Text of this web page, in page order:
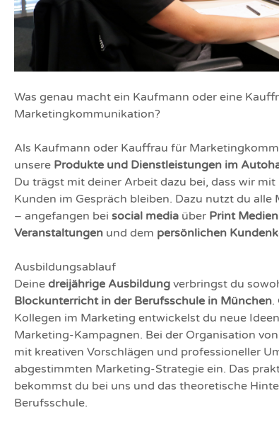
Was genau macht ein Kaufmann oder eine
Marketingkommunikation?
Als Kaufmann oder Kauffrau für
unsere Produkte und Dienstleistungen im
Du trägst mit deiner Arbeit dazu bei, dass wir mit
Kunden im Gespräch bleiben. Dazu nutzt du
– angefangen bei social media über Print Medien
Veranstaltungen und dem persönlichen
Ausbildungsablauf
Deine dreijährige Ausbildung verbringst du
Blockunterricht in der Berufsschule in München.
Kollegen im Marketing entwickelst du neue
Marketing-Kampagnen. Bei der Organisation
mit kreativen Vorschlägen und professioneller
abgestimmten Marketing-Strategie ein. Das
bekommst du bei uns und das theoretische
Berufsschule.